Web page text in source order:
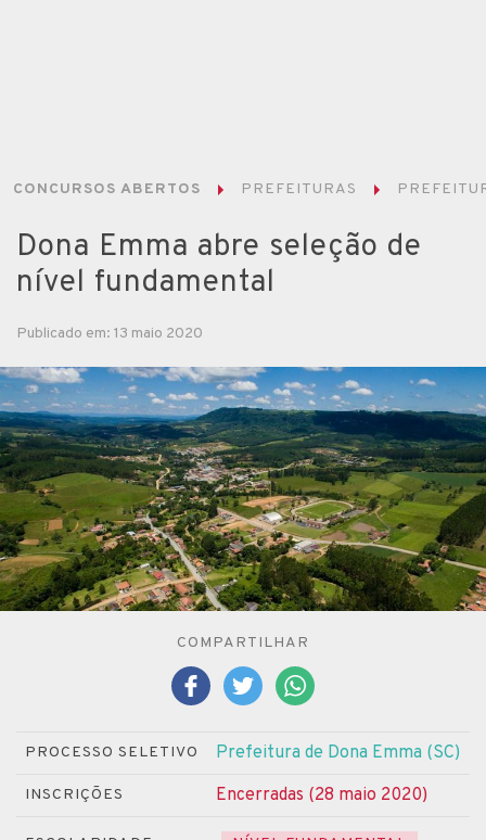
CONCURSOS ABERTOS PREFEITURAS
Dona Emma abre seleção de
nível fundamental
Publicado em: 13 maio 2020
COMPARTILHAR
PROCESSO SELETIVO Prefeitura de Dona Emma (SC)
INSCRIÇÕES Encerradas (28 maio 2020)